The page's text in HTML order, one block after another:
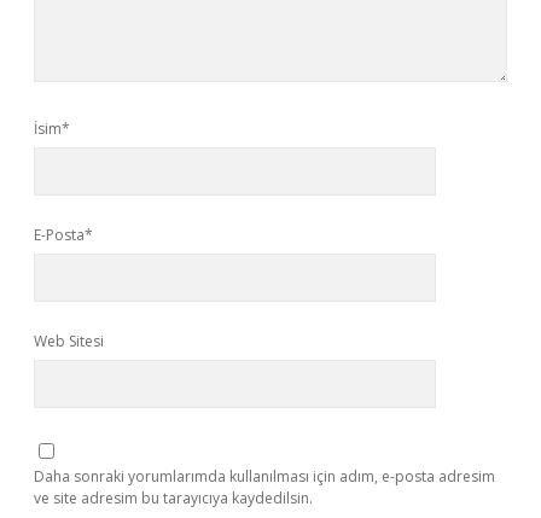
İsim*
E-Posta*
Web Sitesi
Daha sonraki yorumlarımda kullanılması için adım, e-posta adresim
ve site adresim bu tarayıcıya kaydedilsin.